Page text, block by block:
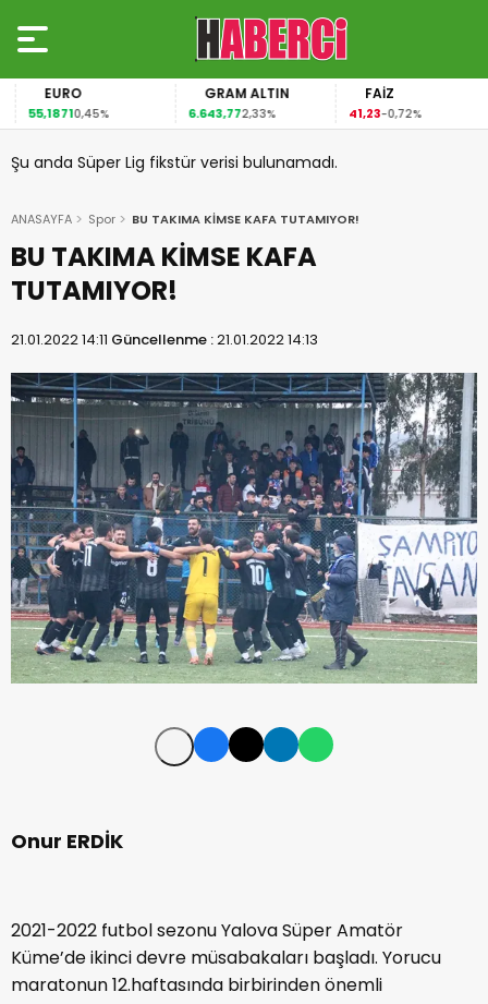
EURO
55,18710,45%
GRAM ALTIN
6.643,772,33%
FAİZ
41,23-0,72%
Şu anda Süper Lig fikstür verisi bulunamadı.
ANASAYFA Spor BU TAKIMA KİMSE KAFA TUTAMIYOR!
BU TAKIMA KİMSE KAFA
TUTAMIYOR!
21.01.2022 14:11 Güncellenme :21.01.2022 14:13
Onur ERDİK
2021-2022 futbol sezonu Yalova Süper Amatör
Küme’de ikinci devre müsabakaları başladı. Yorucu
maratonun 12.haftasında birbirinden önemli